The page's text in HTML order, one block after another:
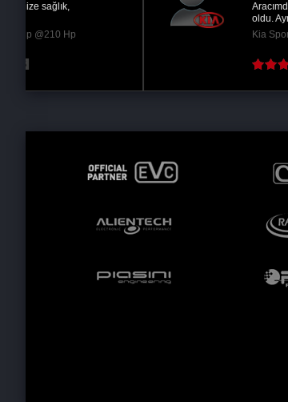
Aracımda hissedilir derecede
oldu. Aynı gittiğim yolları artık
Kia Sportage 2.0 CRDi - 112Hp